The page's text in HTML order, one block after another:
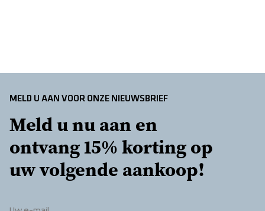
MELD U AAN VOOR ONZE NIEUWSBRIEF
Meld u nu aan en
ontvang 15% korting op
uw volgende aankoop!